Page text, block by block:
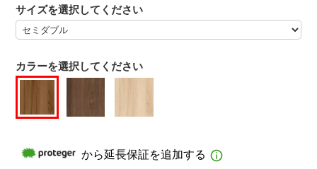
カラーを選択してください
サイズを選択してください